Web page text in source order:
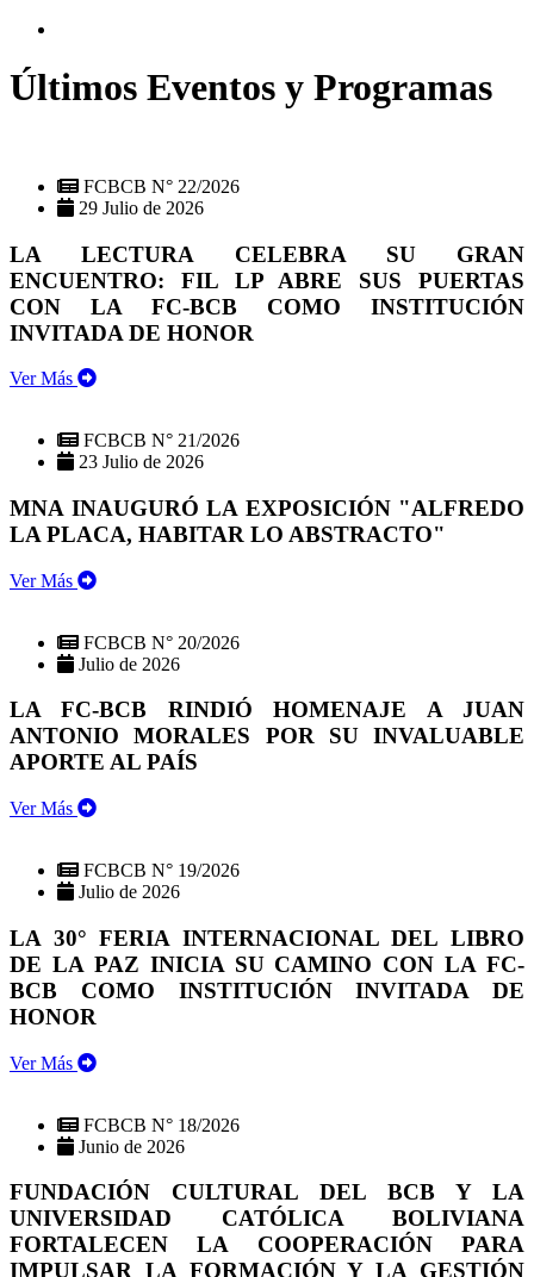
Últimos Eventos y Programas
FCBCB N° 22/2026
29 Julio de 2026
LA LECTURA CELEBRA SU GRAN
ENCUENTRO: FIL LP ABRE SUS PUERTAS
CON LA FC-BCB COMO INSTITUCIÓN
INVITADA DE HONOR
Ver Más
FCBCB N° 21/2026
23 Julio de 2026
MNA INAUGURÓ LA EXPOSICIÓN "ALFREDO
LA PLACA, HABITAR LO ABSTRACTO"
Ver Más
FCBCB N° 20/2026
Julio de 2026
LA FC-BCB RINDIÓ HOMENAJE A JUAN
ANTONIO MORALES POR SU INVALUABLE
APORTE AL PAÍS
Ver Más
FCBCB N° 19/2026
Julio de 2026
LA 30° FERIA INTERNACIONAL DEL LIBRO
DE LA PAZ INICIA SU CAMINO CON LA FC-
BCB COMO INSTITUCIÓN INVITADA DE
HONOR
Ver Más
FCBCB N° 18/2026
Junio de 2026
FUNDACIÓN CULTURAL DEL BCB Y LA
UNIVERSIDAD CATÓLICA BOLIVIANA
FORTALECEN LA COOPERACIÓN PARA
IMPULSAR LA FORMACIÓN Y LA GESTIÓN